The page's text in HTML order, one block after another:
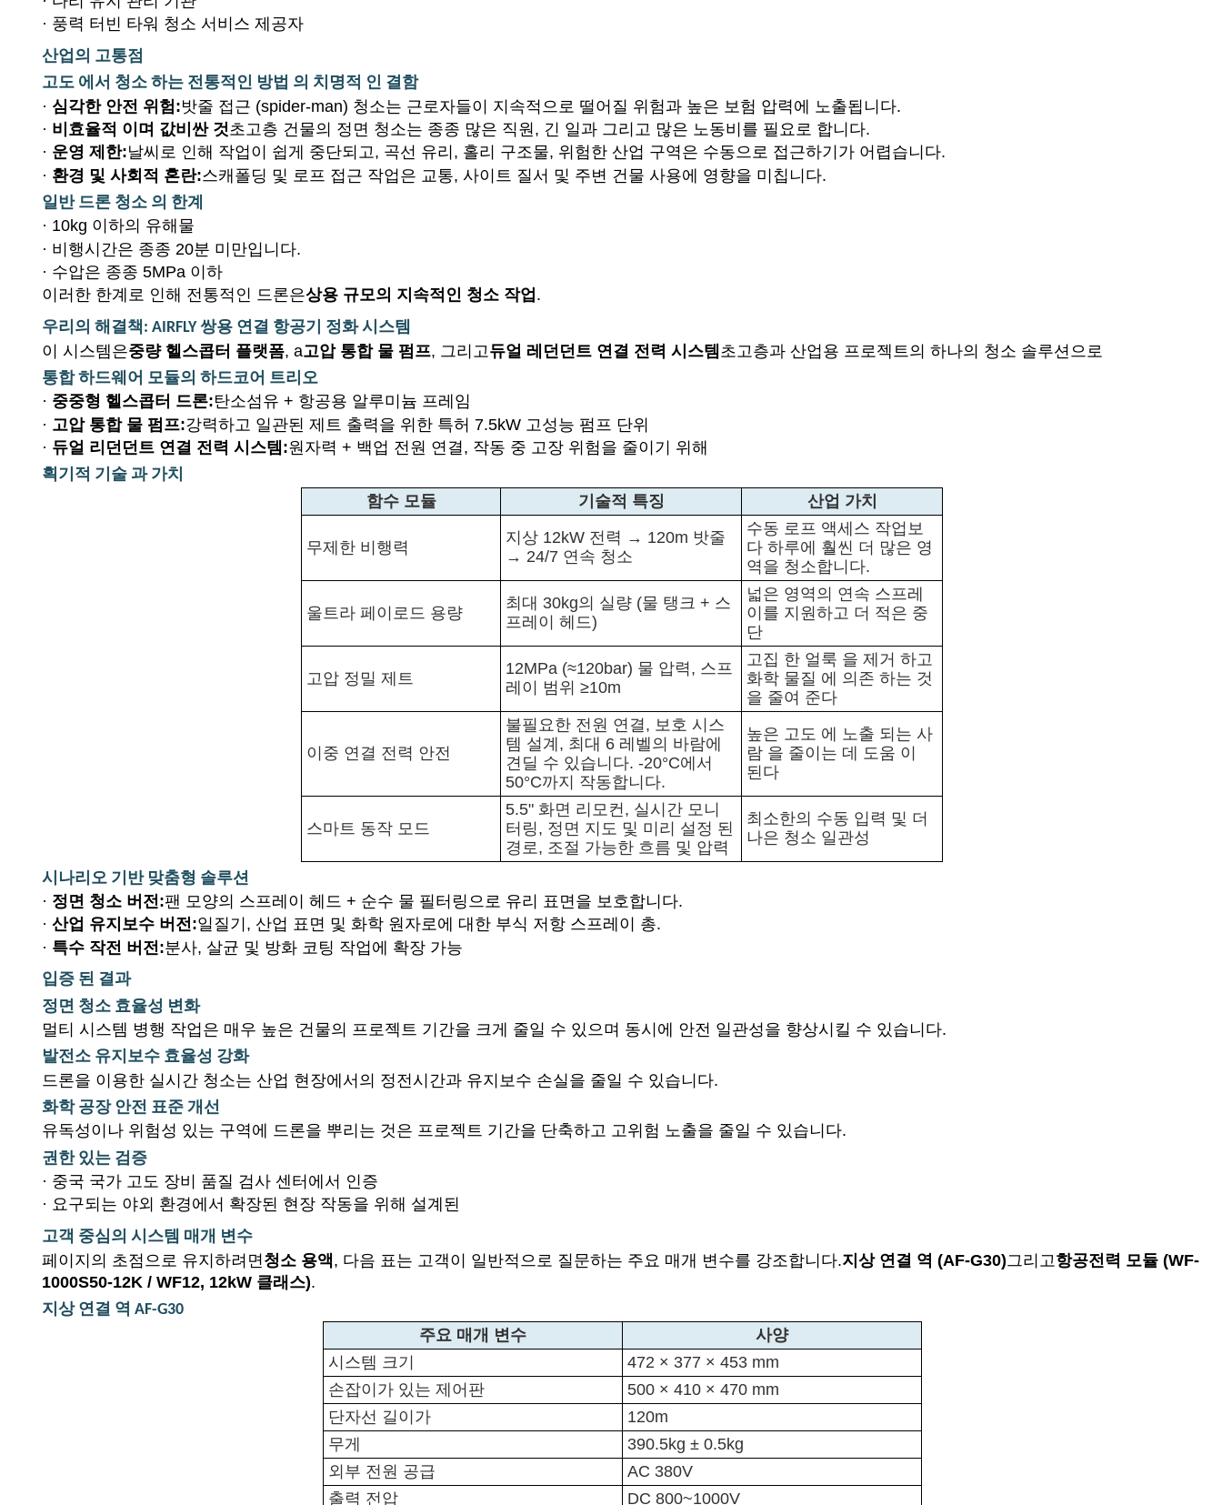
· 풍력 터빈 타워 청소 서비스 제공자
산업의 고통점
고도 에서 청소 하는 전통적인 방법 의 치명적 인 결함
· 심각한 안전 위험:밧줄 접근 (spider-man) 청소는 근로자들이 지속적으로 떨어질 위험과 높은 보험 압력에 노출됩니다.
· 비효율적 이며 값비싼 것초고층 건물의 정면 청소는 종종 많은 직원, 긴 일과 그리고 많은 노동비를 필요로 합니다.
· 운영 제한:날씨로 인해 작업이 쉽게 중단되고, 곡선 유리, 홀리 구조물, 위험한 산업 구역은 수동으로 접근하기가 어렵습니다.
· 환경 및 사회적 혼란:스캐폴딩 및 로프 접근 작업은 교통, 사이트 질서 및 주변 건물 사용에 영향을 미칩니다.
일반 드론 청소 의 한계
· 10kg 이하의 유해물
· 비행시간은 종종 20분 미만입니다.
· 수압은 종종 5MPa 이하
이러한 한계로 인해 전통적인 드론은상용 규모의 지속적인 청소 작업 .
우리의 해결책: AIRFLY 쌍용 연결 항공기 정화 시스템
이 시스템은중량 헬스콥터 플랫폼, a고압 통합 물 펌프, 그리고 듀얼 레던던트 연결 전력 시스템 초고층과 산업용 프로젝트의 하나의 청소 솔루션으로
통합 하드웨어 모듈의 하드코어 트리오
· 중중형 헬스콥터 드론:탄소섬유 + 항공용 알루미늄 프레임
· 고압 통합 물 펌프:강력하고 일관된 제트 출력을 위한 특허 7.5kW 고성능 펌프 단위
· 듀얼 리던던트 연결 전력 시스템:원자력 + 백업 전원 연결, 작동 중 고장 위험을 줄이기 위해
획기적 기술 과 가치
함수 모듈 기술적 특징 산업 가치
무제한 비행력
지상 12kW 전력 → 120m 밧줄
→ 24/7 연속 청소
수동 로프 액세스 작업보
다 하루에 훨씬 더 많은 영
역을 청소합니다.
울트라 페이로드 용량
최대 30kg의 실량 (물 탱크 + 스
프레이 헤드)
넓은 영역의 연속 스프레
이를 지원하고 더 적은 중
단
고압 정밀 제트
12MPa (≈120bar) 물 압력, 스프
레이 범위 ≥10m
고집 한 얼룩 을 제거 하고
화학 물질 에 의존 하는 것
을 줄여 준다
이중 연결 전력 안전
불필요한 전원 연결, 보호 시스
템 설계, 최대 6 레벨의 바람에
견딜 수 있습니다. -20°C에서
50°C까지 작동합니다.
높은 고도 에 노출 되는 사
람 을 줄이는 데 도움 이
된다
스마트 동작 모드
5.5" 화면 리모컨, 실시간 모니
터링, 정면 지도 및 미리 설정 된
경로, 조절 가능한 흐름 및 압력
최소한의 수동 입력 및 더
나은 청소 일관성
시나리오 기반 맞춤형 솔루션
· 정면 청소 버전:팬 모양의 스프레이 헤드 + 순수 물 필터링으로 유리 표면을 보호합니다.
· 산업 유지보수 버전:일질기, 산업 표면 및 화학 원자로에 대한 부식 저항 스프레이 총.
· 특수 작전 버전:분사, 살균 및 방화 코팅 작업에 확장 가능
입증 된 결과
정면 청소 효율성 변화
멀티 시스템 병행 작업은 매우 높은 건물의 프로젝트 기간을 크게 줄일 수 있으며 동시에 안전 일관성을 향상시킬 수 있습니다.
발전소 유지보수 효율성 강화
드론을 이용한 실시간 청소는 산업 현장에서의 정전시간과 유지보수 손실을 줄일 수 있습니다.
화학 공장 안전 표준 개선
유독성이나 위험성 있는 구역에 드론을 뿌리는 것은 프로젝트 기간을 단축하고 고위험 노출을 줄일 수 있습니다.
권한 있는 검증
· 중국 국가 고도 장비 품질 검사 센터에서 인증
· 요구되는 야외 환경에서 확장된 현장 작동을 위해 설계된
고객 중심의 시스템 매개 변수
페이지의 초점으로 유지하려면 청소 용액, 다음 표는 고객이 일반적으로 질문하는 주요 매개 변수를 강조합니다.지상 연결 역 (AF-G30) 그리고 항공전력 모듈 (WF-
1000S50-12K / WF12, 12kW 클래스).
지상 연결 역 AF-G30
주요 매개 변수
사양
시스템 크기
472 × 377 × 453 mm
손잡이가 있는 제어판
500 × 410 × 470 mm
단자선 길이가
120m
무게
390.5kg ± 0.5kg
외부 전원 공급
AC 380V
출력 전압
DC 800~1000V